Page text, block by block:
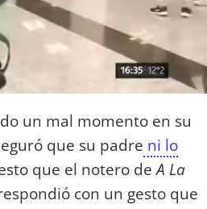
un mal momento en su
que su padre ni lo
que el notero deA La
con un gesto que